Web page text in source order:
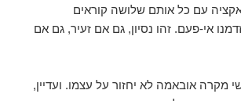
עם כל אותם שלושה קוראים
אי-פעם. זהו נסיון, גם אם זעיר, גם אם
מקרה אובאמה לא יחזור על עצמו. ועדיין,